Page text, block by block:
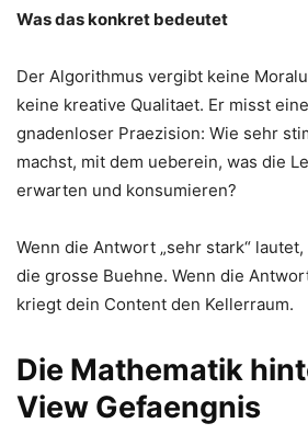
Was das konkret bedeutet
Der Algorithmus vergibt keine
keine kreative Qualitaet. Er misst
gnadenloser Praezision: Wie sehr
machst, mit dem ueberein, was die
erwarten und konsumieren?
Wenn die Antwort „sehr stark“
die grosse Buehne. Wenn die
kriegt dein Content den Kellerraum.
Die Mathematik
View Gefaengnis